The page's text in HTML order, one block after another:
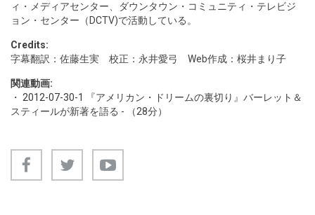
ィ・メディアセンター、ダウンタウン・コミュニティ・テレビジ
ョン・センター（DCTV)で活動している。
Credits:
字幕翻訳：佐藤生実 校正：永井愛弓 Web作成：桜井まり子
関連動画:
・ 2012-07-30-1
『アメリカン・ドリームの裏切り』バーレット＆
スティールが新著を語る - （28分）